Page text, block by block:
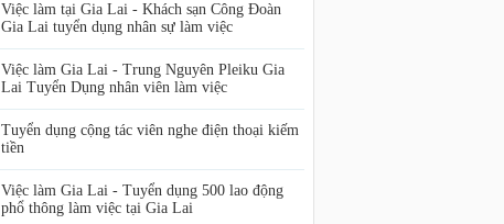
Việc làm tại Gia Lai - Khách sạn Công Đoàn
Gia Lai tuyển dụng nhân sự làm việc
Việc làm Gia Lai - Trung Nguyên Pleiku Gia
Lai Tuyển Dụng nhân viên làm việc
Tuyển dụng cộng tác viên nghe điện thoại kiếm
tiền
Việc làm Gia Lai - Tuyển dụng 500 lao động
phổ thông làm việc tại Gia Lai